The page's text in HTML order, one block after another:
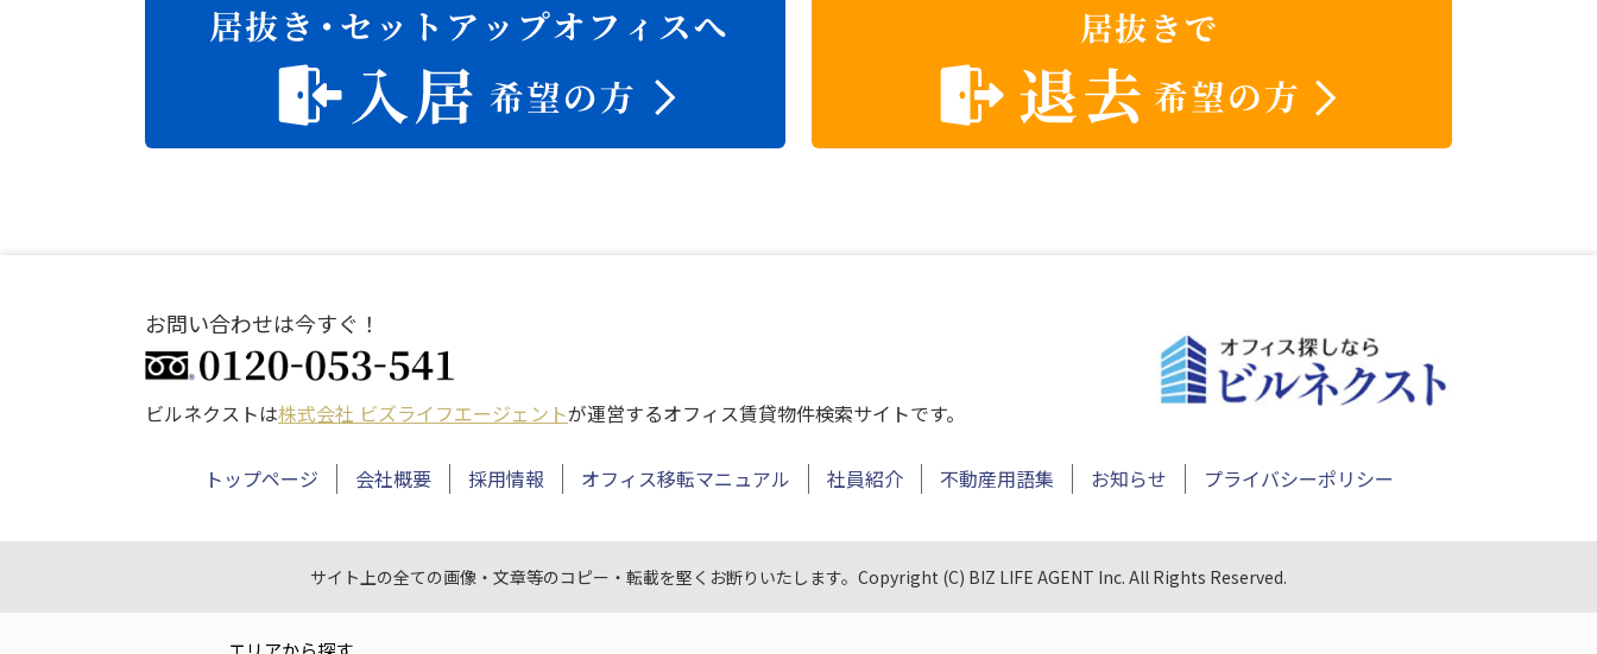
お問い合わせは今すぐ！
ビルネクストは株式会社 ビズライフエージェントが運営するオフィス賃貸物件検索サイトです。
トップページ 会社概要 採用情報 オフィス移転マニュアル 社員紹介 不動産用語集 お知らせ プライバシーポリシー
サイト上の全ての画像・文章等のコピー・転載を堅くお断りいたします。 Copyright (C) BIZ LIFE AGENT Inc. All Rights Reserved.